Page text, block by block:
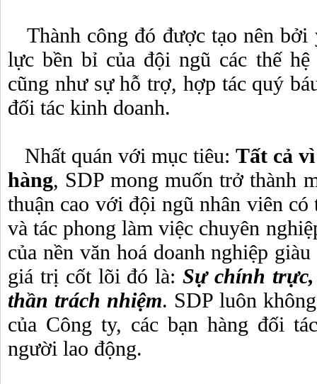
Thành công đó được tạo nên
lực bền bỉ của đội ngũ các thế
cũng như sự hỗ trợ, hợp tác quý
đối tác kinh doanh.
Nhất quán với mục tiêu: Tất cả
hàng, SDP mong muốn trở thành
thuận cao với đội ngũ nhân viên
và tác phong làm việc chuyên
của nền văn hoá doanh nghiệp
giá trị cốt lõi đó là:Sự chính
thần trách nhiệm. SDP luôn
của Công ty, các bạn hàng đối
người lao động.